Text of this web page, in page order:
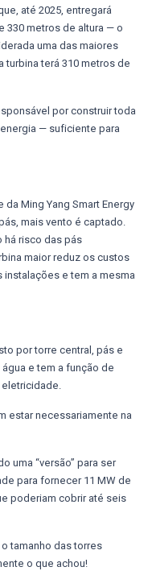
até 2025, entregará
330 metros de altura — o
uma das maiores
turbina terá 310 metros de
por construir toda
— suficiente para
Ming Yang Smart Energy
mais vento é captado.
há risco das pás
maior reduz os custos
e tem a mesma
por torre central, pás e
e tem a função de
eletricidade.
estar necessariamente na
uma “versão” para ser
para fornecer 11 MW de
poderiam cobrir até seis
tamanho das torres
o que achou!